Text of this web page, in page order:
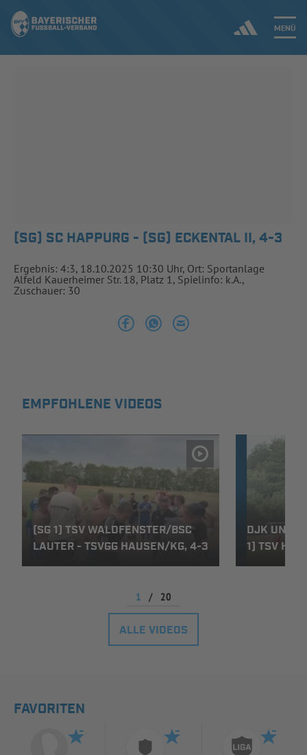
MENÜ
AUSBILDUNG & FÖRDERUNG
DER VERBAND
INFOTHEK SPIELPLUS
(SG) SC HAPPURG - (SG) ECKENTAL II, 4-3
Ergebnis: 4:3, 18.10.2025 10:30 Uhr, Ort: Sportanlage
Alfeld Kauerheimer Str. 18, Platz 1, Spielinfo: k.A.,
Zuschauer: 30
EMPFOHLENE VIDEOS
(SG 1) TSV WALDFENSTER/BSC
LAUTER - TSVGG HAUSEN/KG, 4-3
DJK
) TSV
1 / 20
ALLE VIDEOS
FAVORITEN